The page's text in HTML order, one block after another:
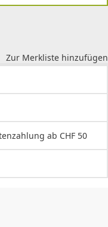
Zur Merkliste hinzufügen
ab CHF 50